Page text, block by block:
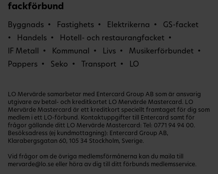
fackförbund
Byggnads Fastighets Elektrikerna
GS-facket
Handels
Hotell- och restaurangfacket
IF Metall
Kommunal Livs
Musikerförbundet
Pappers
Seko Transport LO
LO Mervärde samarbetar med Entercard Group AB som är ansvarig
utgivare av betal- och kreditkortet LO Mervärde Mastercard. LO
Mervärde Mastercard är ett kreditkort speciellt framtaget för dig som
medlem i ett LO-förbund. Kontaktuppgifter till Entercard samt för
frågor gällande ditt LO Mervärde Mastercard: Tel: 0771 94 94 00.
Besöksadress (ej kundmottagning): Entercard Group AB,
Klarabergsgatan 60, 105 34 Stockholm, Sverige.
Vid frågor om de övriga medlemsförmånerna kan du maila till
mervarde@lo.se eller höra av dig till ditt förbunds medlemsservice.